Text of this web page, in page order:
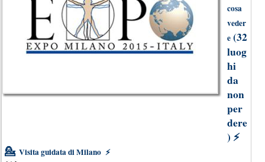
cosa
veder
e (32
luog
hi
da
non
per
dere
) ⚡
💁 Visita guidata di Milano ⚡